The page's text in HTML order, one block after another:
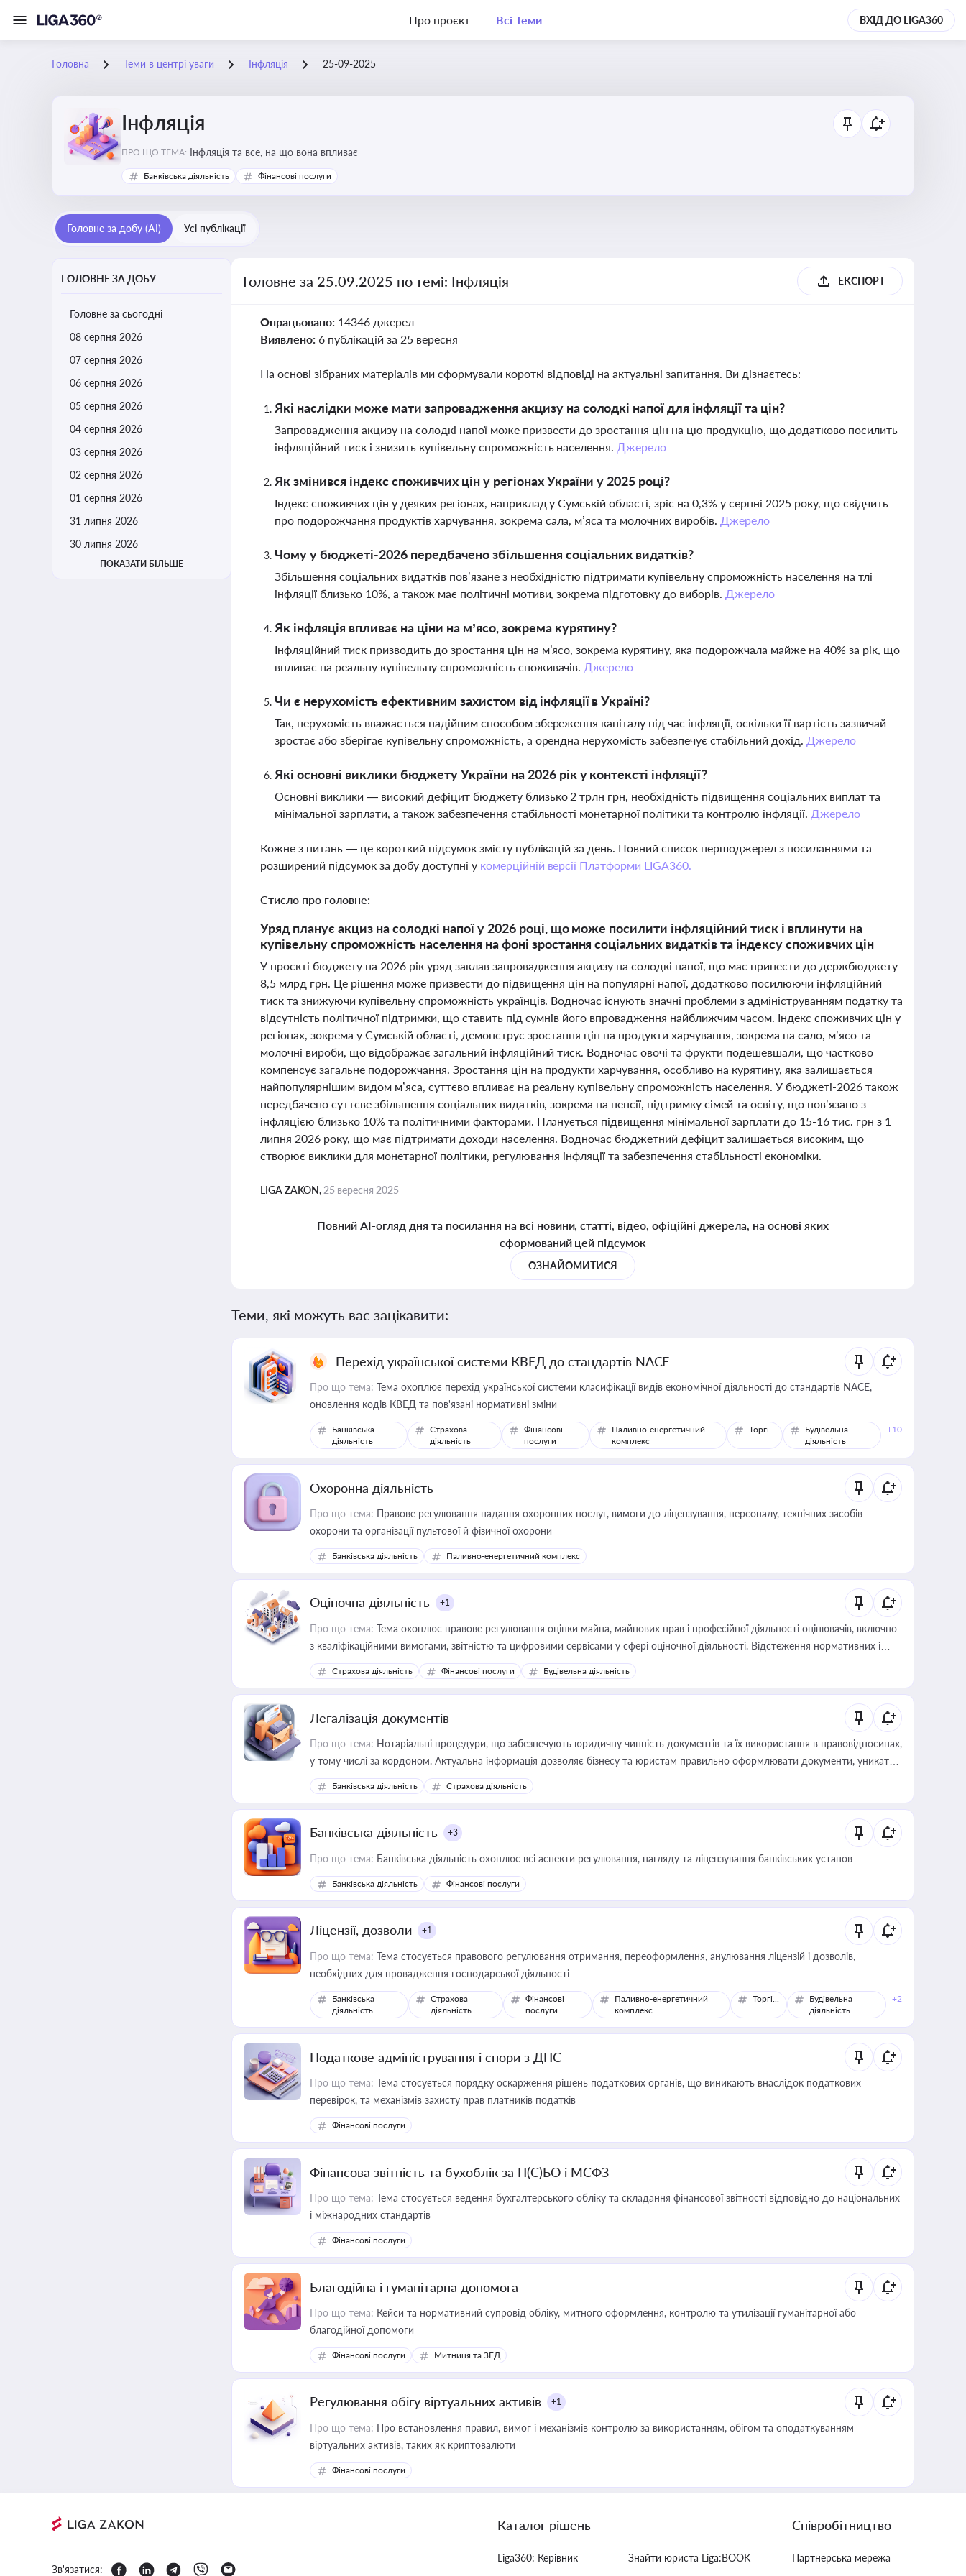
Про проєкт Всі Теми ВХІД ДО LIGA360
Головна Теми в центрі уваги Інфляція 25-09-2025
Інфляція
ПРО ЩО ТЕМА: Інфляція та все, на що вона впливає
Банківська діяльність Фінансові послуги
Головне за добу (AI) Усі публікації
ГОЛОВНЕ ЗА ДОБУ
Головне за сьогодні
08 серпня 2026
07 серпня 2026
06 серпня 2026
05 серпня 2026
04 серпня 2026
03 серпня 2026
02 серпня 2026
01 серпня 2026
31 липня 2026
30 липня 2026
ПОКАЗАТИ БІЛЬШЕ
Головне за 25.09.2025 по темі: Інфляція ЕКСПОРТ
Опрацьовано: 14346 джерел
Виявлено: 6 публікацій за 25 вересня
На основі зібраних матеріалів ми сформували короткі відповіді на актуальні запитання. Ви дізнаєтесь:
Які наслідки може мати запровадження акцизу на солодкі напої для інфляції та цін?
Запровадження акцизу на солодкі напої може призвести до зростання цін на цю продукцію, що додатково посилить
інфляційний тиск і знизить купівельну спроможність населення. Джерело
Як змінився індекс споживчих цін у регіонах України у 2025 році?
Індекс споживчих цін у деяких регіонах, наприклад у Сумській області, зріс на 0,3% у серпні 2025 року, що свідчить
про подорожчання продуктів харчування, зокрема сала, м’яса та молочних виробів. Джерело
Чому у бюджеті-2026 передбачено збільшення соціальних видатків?
Збільшення соціальних видатків пов’язане з необхідністю підтримати купівельну спроможність населення на тлі
інфляції близько 10%, а також має політичні мотиви, зокрема підготовку до виборів. Джерело
Як інфляція впливає на ціни на м’ясо, зокрема курятину?
Інфляційний тиск призводить до зростання цін на м’ясо, зокрема курятину, яка подорожчала майже на 40% за рік, що
впливає на реальну купівельну спроможність споживачів. Джерело
Чи є нерухомість ефективним захистом від інфляції в Україні?
Так, нерухомість вважається надійним способом збереження капіталу під час інфляції, оскільки її вартість зазвичай
зростає або зберігає купівельну спроможність, а орендна нерухомість забезпечує стабільний дохід. Джерело
Які основні виклики бюджету України на 2026 рік у контексті інфляції?
Основні виклики — високий дефіцит бюджету близько 2 трлн грн, необхідність підвищення соціальних виплат та
мінімальної зарплати, а також забезпечення стабільності монетарної політики та контролю інфляції. Джерело
Кожне з питань — це короткий підсумок змісту публікацій за день. Повний список першоджерел з посиланнями та
розширений підсумок за добу доступні у комерційній версії Платформи LIGA360.
Стисло про головне:
Уряд планує акциз на солодкі напої у 2026 році, що може посилити інфляційний тиск і вплинути на
купівельну спроможність населення на фоні зростання соціальних видатків та індексу споживчих цін
У проєкті бюджету на 2026 рік уряд заклав запровадження акцизу на солодкі напої, що має принести до держбюджету
8,5 млрд грн. Це рішення може призвести до підвищення цін на популярні напої, додатково посилюючи інфляційний
тиск та знижуючи купівельну спроможність українців. Водночас існують значні проблеми з адмініструванням податку та
відсутність політичної підтримки, що ставить під сумнів його впровадження найближчим часом. Індекс споживчих цін у
регіонах, зокрема у Сумській області, демонструє зростання цін на продукти харчування, зокрема на сало, м’ясо та
молочні вироби, що відображає загальний інфляційний тиск. Водночас овочі та фрукти подешевшали, що частково
компенсує загальне подорожчання. Зростання цін на продукти харчування, особливо на курятину, яка залишається
найпопулярнішим видом м’яса, суттєво впливає на реальну купівельну спроможність населення. У бюджеті-2026 також
передбачено суттєве збільшення соціальних видатків, зокрема на пенсії, підтримку сімей та освіту, що пов’язано з
інфляцією близько 10% та політичними факторами. Планується підвищення мінімальної зарплати до 15-16 тис. грн з 1
липня 2026 року, що має підтримати доходи населення. Водночас бюджетний дефіцит залишається високим, що
створює виклики для монетарної політики, регулювання інфляції та забезпечення стабільності економіки.
LIGA ZAKON, 25 вересня 2025
Повний AI-огляд дня та посилання на всі новини, статті, відео, офіційні джерела, на основі яких
сформований цей підсумок
ОЗНАЙОМИТИСЯ
Теми, які можуть вас зацікавити:
Перехід української системи КВЕД до стандартів NACE
Про що тема: Тема охоплює перехід української системи класифікації видів економічної діяльності до стандартів NACE,
оновлення кодів КВЕД та пов'язані нормативні зміни
Банківська
діяльність
Страхова
діяльність
Фінансові
послуги
Паливно-енергетичний
комплекс
Торгівля
Будівельна
діяльність
+10
Охоронна діяльність
Про що тема: Правове регулювання надання охоронних послуг, вимоги до ліцензування, персоналу, технічних засобів
охорони та організації пультової й фізичної охорони
Банківська діяльність Паливно-енергетичний комплекс
Оціночна діяльність +1
Про що тема: Тема охоплює правове регулювання оцінки майна, майнових прав і професійної діяльності оцінювачів, включно
з кваліфікаційними вимогами, звітністю та цифровими сервісами у сфері оціночної діяльності. Відстеження нормативних і
медійних змін у цій сфері корисне для власника бізнесу, керівника, юриста або бухгалтера під час оподаткування,
приватизації, оренди державного майна, корпоративних угод і перевірки статусу суб'єктів оціночної діяльності
Страхова діяльність Фінансові послуги Будівельна діяльність
Легалізація документів
Про що тема: Нотаріальні процедури, що забезпечують юридичну чинність документів та їх використання в правовідносинах,
у тому числі за кордоном. Актуальна інформація дозволяє бізнесу та юристам правильно оформлювати документи, уникати
ризиків недійсності та забезпечувати їх належне прийняття органами влади та контрагентами
Банківська діяльність Страхова діяльність
Банківська діяльність +3
Про що тема: Банківська діяльність охоплює всі аспекти регулювання, нагляду та ліцензування банківських установ
Банківська діяльність Фінансові послуги
Ліцензії, дозволи +1
Про що тема: Тема стосується правового регулювання отримання, переоформлення, анулювання ліцензій і дозволів,
необхідних для провадження господарської діяльності
Банківська
діяльність
Страхова
діяльність
Фінансові
послуги
Паливно-енергетичний
комплекс
Торгівля
Будівельна
діяльність
+2
Податкове адміністрування і спори з ДПС
Про що тема: Тема стосується порядку оскарження рішень податкових органів, що виникають внаслідок податкових
перевірок, та механізмів захисту прав платників податків
Фінансові послуги
Фінансова звітність та бухоблік за П(С)БО і МСФЗ
Про що тема: Тема стосується ведення бухгалтерського обліку та складання фінансової звітності відповідно до національних
і міжнародних стандартів
Фінансові послуги
Благодійна і гуманітарна допомога
Про що тема: Кейси та нормативний супровід обліку, митного оформлення, контролю та утилізації гуманітарної або
благодійної допомоги
Фінансові послуги Митниця та ЗЕД
Регулювання обігу віртуальних активів +1
Про що тема: Про встановлення правил, вимог і механізмів контролю за використанням, обігом та оподаткуванням
віртуальних активів, таких як криптовалюти
Фінансові послуги
Зв'язатися:
Каталог рішень
Liga360: Керівник Знайти юриста Liga:BOOK
Співробітництво
Партнерська мережа